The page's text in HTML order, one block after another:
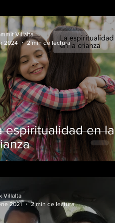
espiritualidad en la
Villalta
2024
2 min de lectura
Villalta
2021
2 min de lectura